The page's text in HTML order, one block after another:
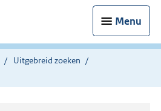
Menu
Uitgebreid zoeken